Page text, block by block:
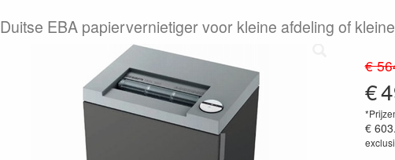
Duitse EBA papiervernietiger voor kleine afdeling of
€
€
€